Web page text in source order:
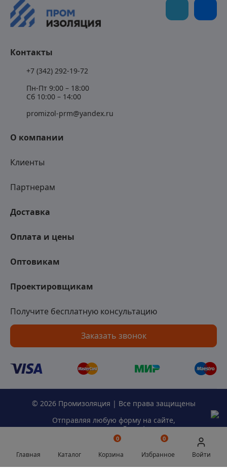
Главная Каталог Избранное
0
Корзина
0
Войти
Получите бесплатную консультацию
Заказать звонок
О компании
Клиенты
Партнерам
Доставка
Оплата и цены
Оптовикам
Проектировщикам
Контакты
+7 (342) 292-19-72
Пн-Пт 9:00 – 18:00
Сб 10:00 – 14:00
promizol-prm@yandex.ru
© 2026 Промизоляция | Все права защищены
Отправляя любую форму на сайте,
вы соглашаетесь сполитикой конфиденциальности
данного сайта.